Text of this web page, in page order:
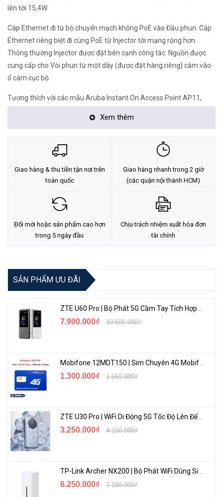
lên tới 15,4W.
Cáp Ethernet đi từ bộ chuyển mạch không PoE vào Đầu phun. Cáp
Ethernet riêng biệt đi cùng PoE từ Injector tới mạng rộng hơn.
Thông thường Injector được đặt bên cạnh công tắc. Nguồn được
cung cấp cho Vòi phun từ một dây (được đặt hàng riêng) cắm vào
ổ cắm cục bộ.
Tương thích với các mẫu Aruba Instant On Access Point AP11,
Hỗ trợ kết nối tốc độ Gigabit giữa switch và Injector, truyền dữ liệu ở
cùng tốc độ Gigabit đến thiết bị từ xa.
<Hotline: 0828.011.011 - (028)7300.2021 - VoHoang.vn>
Xem thêm
Giao hàng & thu tiền tận nơi trên
toàn quốc
Giao hàng nhanh trong 2 giờ
(các quận nội thành HCM)
Đổi mới hoặc sản phẩm cao hơn
trong 5 ngày đầu
Chịu trách nhiệm xuất hóa đơn
tài chính
SẢN PHẨM ƯU ĐÃI
ZTE U60 Pro | Bộ Phát 5G Cầm Tay Tích Hợp Công Nghệ WiFi 7, Pin 10000mAh
7.900.000₫ 10.500.000₫
1.300.000₫ 1.550.000₫
ZTE U30 Pro | WiFi Di Động 5G Tốc Độ Lên Đến 500Mbps, Màn Hình Cảm Ứng
3.250.000₫ 4.150.000₫
6.250.000₫ 7.150.000₫